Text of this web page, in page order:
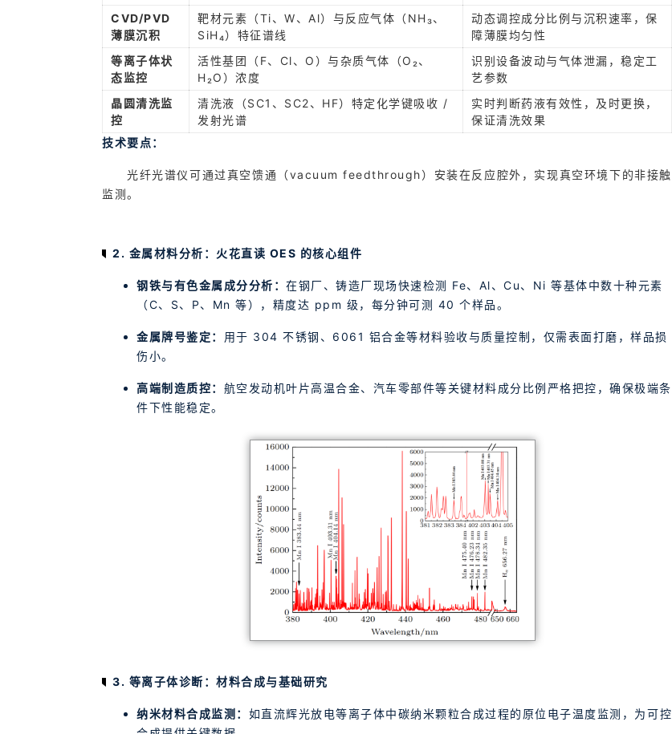
CVD/PVD
薄膜沉积
靶材元素（Ti、W、Al）与反应气体（NH₃、
SiH₄）特征谱线
动态调控成分比例与沉积速率，保
障薄膜均匀性
等离子体状
态监控
活性基团（F、Cl、O）与杂质气体（O₂、
H₂O）浓度
识别设备波动与气体泄漏，稳定工
艺参数
晶圆清洗监
控
清洗液（SC1、SC2、HF）特定化学键吸收 /
发射光谱
实时判断药液有效性，及时更换，
保证清洗效果
技术要点：
光纤光谱仪可通过真空馈通（vacuum feedthrough）安装在反应腔外，实现真空环境下的非接触
监测。
2. 金属材料分析：火花直读 OES 的核心组件
钢铁与有色金属成分分析： 在钢厂、铸造厂现场快速检测 Fe、Al、Cu、Ni 等基体中数十种元素
（C、S、P、Mn 等），精度达 ppm 级，每分钟可测 40 个样品。
金属牌号鉴定： 用于 304 不锈钢、6061 铝合金等材料验收与质量控制，仅需表面打磨，样品损
伤小。
高端制造质控： 航空发动机叶片高温合金、汽车零部件等关键材料成分比例严格把控，确保极端条
件下性能稳定。
3. 等离子体诊断：材料合成与基础研究
纳米材料合成监测： 如直流辉光放电等离子体中碳纳米颗粒合成过程的原位电子温度监测，为可控